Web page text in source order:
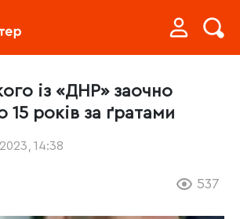
із «ДНР» заочно
15 років за ґратами
14:38
537